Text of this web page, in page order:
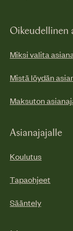
Oikeudellinen
Miksi valita
Mistä löydän
Maksuton
Asianajajalle
Koulutus
Tapaohjeet
Sääntely